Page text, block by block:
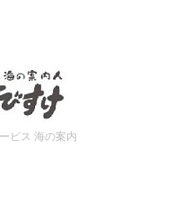
ビス 海の案内